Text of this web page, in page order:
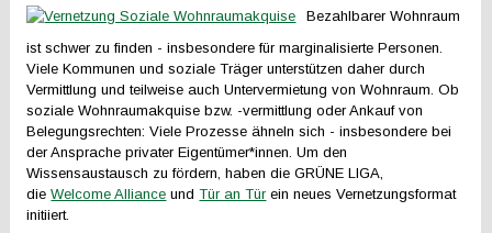
Bezahlbarer Wohnraum
ist schwer zu finden - insbesondere für marginalisierte Personen.
Viele Kommunen und soziale Träger unterstützen daher durch
Vermittlung und teilweise auch Untervermietung von Wohnraum. Ob
soziale Wohnraumakquise bzw. -vermittlung oder Ankauf von
Belegungsrechten: Viele Prozesse ähneln sich - insbesondere bei
der Ansprache privater Eigentümer*innen. Um den
Wissensaustausch zu fördern, haben die GRÜNE LIGA,
dieWelcome Alliance undTür an Tür ein neues Vernetzungsformat
initiiert.